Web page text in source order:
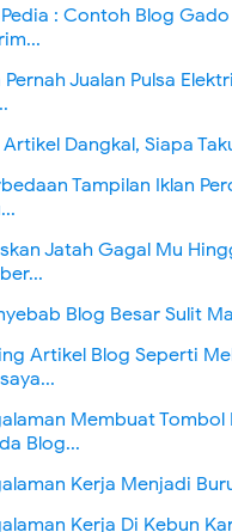
: Contoh Blog
Pernah Jualan Pulsa
Dangkal, Siapa
Tampilan Iklan
Jatah Gagal Mu
Blog Besar Sulit
Artikel Blog Seperti
Membuat
Blog...
Kerja Menjadi
Kerja Di Kebun